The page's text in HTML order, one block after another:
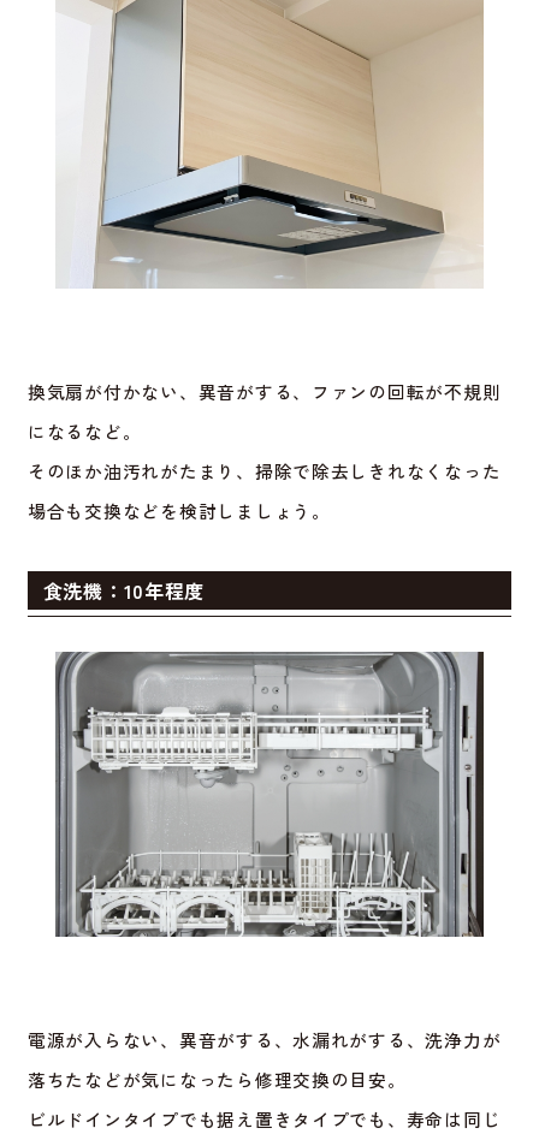
換気扇が付かない、異音がする、ファンの回転が不規則
になるなど。
そのほか油汚れがたまり、掃除で除去しきれなくなった
場合も交換などを検討しましょう。
食洗機：10年程度
電源が入らない、異音がする、水漏れがする、洗浄力が
落ちたなどが気になったら修理交換の目安。
ビルドインタイプでも据え置きタイプでも、寿命は同じ